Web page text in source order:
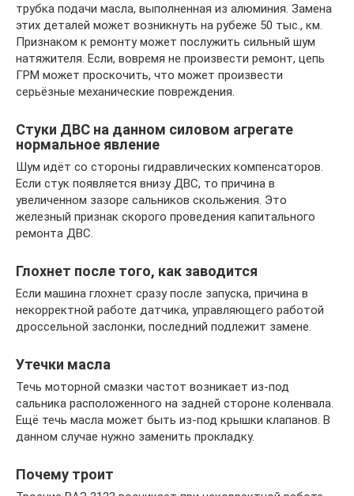
трубка подачи масла, выполненная из алюминия. Замена
этих деталей может возникнуть на рубеже 50 тыс., км.
Признаком к ремонту может послужить сильный шум
натяжителя. Если, вовремя не произвести ремонт, цепь
ГРМ может проскочить, что может произвести
серьёзные механические повреждения.
Стуки ДВС на данном силовом агрегате
нормальное явление
Шум идёт со стороны гидравлических компенсаторов.
Если стук появляется внизу ДВС, то причина в
увеличенном зазоре сальников скольжения. Это
железный признак скорого проведения капитального
ремонта ДВС.
Глохнет после того, как заводится
Если машина глохнет сразу после запуска, причина в
некорректной работе датчика, управляющего работой
дроссельной заслонки, последний подлежит замене.
Утечки масла
Течь моторной смазки частот возникает из-под
сальника расположенного на задней стороне коленвала.
Ещё течь масла может быть из-под крышки клапанов. В
данном случае нужно заменить прокладку.
Почему троит